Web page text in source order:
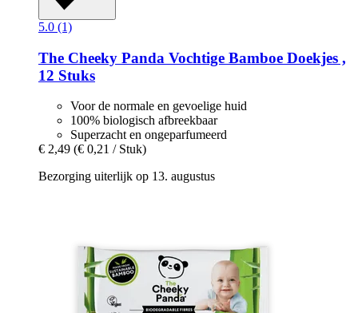
5.0 (1)
The Cheeky Panda Vochtige Bamboe Doekjes ,
12 Stuks
Voor de normale en gevoelige huid
100% biologisch afbreekbaar
Superzacht en ongeparfumeerd
€ 2,49 (€ 0,21 / Stuk)
Bezorging uiterlijk op 13. augustus